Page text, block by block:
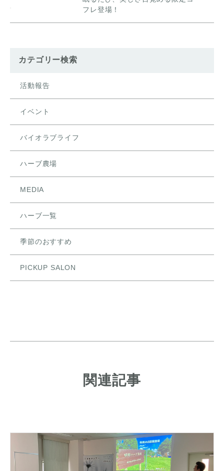
フレ登場！
カテゴリー検索
活動報告
イベント
バイオラブライフ
ハーブ農場
MEDIA
ハーブ一覧
季節のおすすめ
PICKUP SALON
関連記事